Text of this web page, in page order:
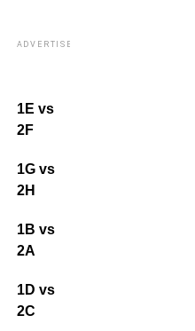
ADVERTISEMENT
1E vs
2F
1G vs
2H
1B vs
2A
1D vs
2C